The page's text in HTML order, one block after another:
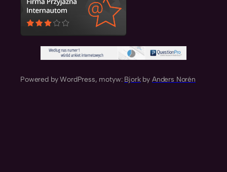
Powered by WordPress, motyw: Bjorkby Anders Norén